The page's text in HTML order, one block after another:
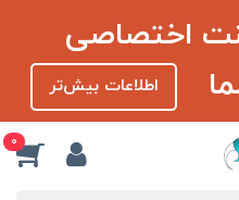
اختصاصی
اطلاعات بیش‌تر
0